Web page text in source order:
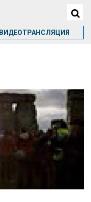
ВИДЕОТРАНСЛЯЦИЯ